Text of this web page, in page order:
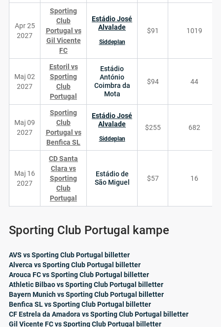
Apr 25
2027
Sporting
Club
Portugal vs
Gil Vicente
FC
Estádio José
Alvalade
Siddeplan
$91 1019
Maj 02
2027
Estoril vs
Sporting
Club
Portugal
Estádio
António
Coimbra da
Mota
$94 44
Maj 09
2027
Sporting
Club
Portugal vs
Benfica SL
Estádio José
Alvalade
Siddeplan
$255 682
Maj 16
2027
CD Santa
Clara vs
Sporting
Club
Portugal
Estádio de
São Miguel
$57 16
Sporting Club Portugal kampe
AVS vs Sporting Club Portugal billetter
Alverca vs Sporting Club Portugal billetter
Arouca FC vs Sporting Club Portugal billetter
Athletic Bilbao vs Sporting Club Portugal billetter
Bayern Munich vs Sporting Club Portugal billetter
Benfica SL vs Sporting Club Portugal billetter
CF Estrela da Amadora vs Sporting Club Portugal billetter
Gil Vicente FC vs Sporting Club Portugal billetter